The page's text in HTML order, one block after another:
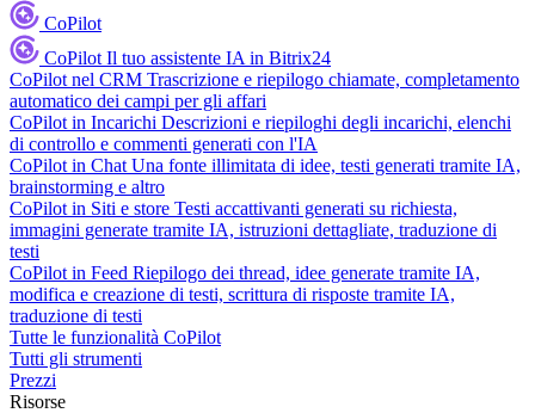
CoPilot
CoPilot Il tuo assistente IA in Bitrix24
CoPilot nel CRM Trascrizione e riepilogo chiamate, completamento
automatico dei campi per gli affari
CoPilot in Incarichi Descrizioni e riepiloghi degli incarichi, elenchi
di controllo e commenti generati con l'IA
CoPilot in Chat Una fonte illimitata di idee, testi generati tramite IA,
brainstorming e altro
CoPilot in Siti e store Testi accattivanti generati su richiesta,
immagini generate tramite IA, istruzioni dettagliate, traduzione di
testi
CoPilot in Feed Riepilogo dei thread, idee generate tramite IA,
modifica e creazione di testi, scrittura di risposte tramite IA,
traduzione di testi
Tutte le funzionalità CoPilot
Tutti gli strumenti
Prezzi
Risorse